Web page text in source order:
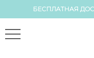
БЕСПЛАТНАЯ